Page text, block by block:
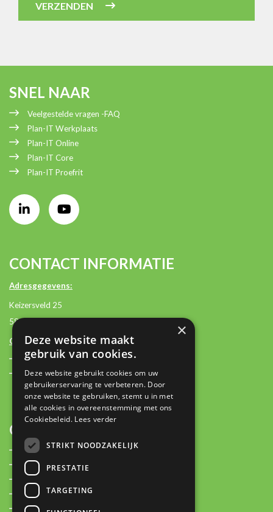
VERZENDEN
SNEL NAAR
Veelgestelde vragen -FAQ
Plan-IT Werkplaats
Plan-IT Online
Plan-IT Core
Plan-IT Proefrit
CONTACT INFORMATIE
Adresgegevens:
Keizersveld 25
5803 AM Venray
Contactgegevens:
+31 (0)85 2362500
contact@plan-it.nl
OVER
Plan-IT Stories
Over ons
Partners
Nieuws
Vacatures
×
Deze website maakt
gebruik van cookies.
Deze website gebruikt cookies om uw
gebruikerservaring te verbeteren. Door
onze website te gebruiken, stemt u in met
alle cookies in overeenstemming met ons
Cookiebeleid. Lees verder
STRIKT NOODZAKELIJK
PRESTATIE
TARGETING